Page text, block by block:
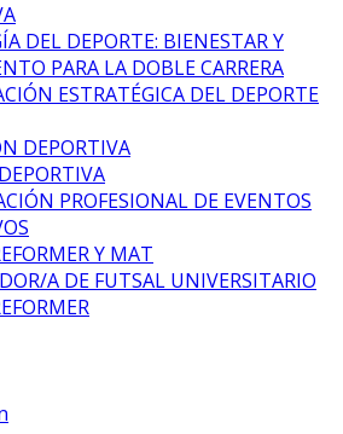
DEL DEPORTE: BIENESTAR Y
PARA LA DOBLE CARRERA
ESTRATÉGICA DEL DEPORTE
DEPORTIVA
PROFESIONAL DE EVENTOS
Y MAT
A DE FUTSAL UNIVERSITARIO